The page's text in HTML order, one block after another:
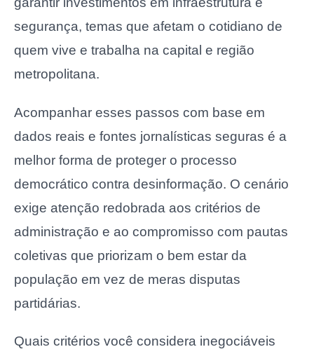
segurança, temas que afetam o cotidiano de
quem vive e trabalha na capital e região
metropolitana.
Acompanhar esses passos com base em
dados reais e fontes jornalísticas seguras é a
melhor forma de proteger o processo
democrático contra desinformação. O cenário
exige atenção redobrada aos critérios de
administração e ao compromisso com pautas
coletivas que priorizam o bem estar da
população em vez de meras disputas
partidárias.
Quais critérios você considera inegociáveis